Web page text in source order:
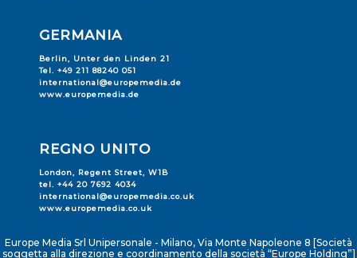
GERMANIA
Berlin, Unter den Linden 21
Tel. +49 211 88240 051
international@europemedia.de
www.europemedia.de
REGNO UNITO
London, Regent Street, W1B
tel. +44 20 7692 4034
international@europemedia.co.uk
www.europemedia.co.uk
Europe Media Srl Unipersonale - Milano, Via Monte Napoleone 8 [Società
soggetta alla direzione e coordinamento della società “Europe Holding”]